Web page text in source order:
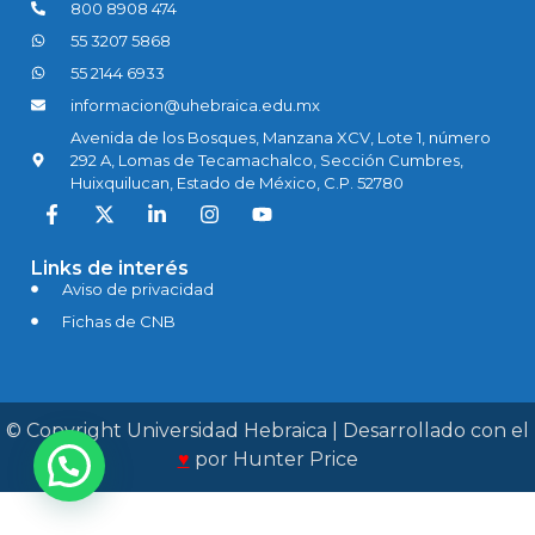
Donantes
Contacto
800 8908 474
55 3207 5868
55 2144 6933
informacion@uhebraica.edu.mx
Avenida de los Bosques, Manzana XCV, Lote 1, número
292 A, Lomas de Tecamachalco, Sección Cumbres,
Huixquilucan, Estado de México, C.P. 52780
Links de interés
Aviso de privacidad
Fichas de CNB
© Copyright Universidad Hebraica | Desarrollado con el
♥ por Hunter Price